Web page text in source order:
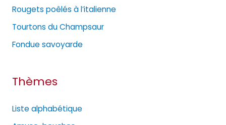
i
e
s
Rougets poêlés à l’italienne
Tourtons du Champsaur
Fondue savoyarde
Thèmes
Liste alphabétique